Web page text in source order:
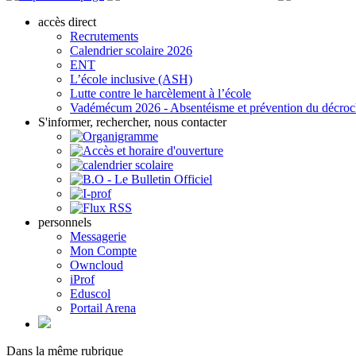
accès direct
Recrutements
Calendrier scolaire 2026
ENT
L’école inclusive (ASH)
Lutte contre le harcèlement à l’école
Vadémécum 2026 - Absentéisme et prévention du
S'informer, rechercher, nous contacter
personnels
Messagerie
Mon Compte
Owncloud
iProf
Eduscol
Portail Arena
Dans la même rubrique